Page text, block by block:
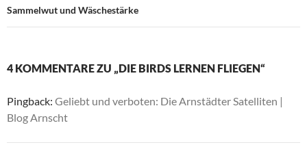
Sammelwut und Wäschestärke
4 KOMMENTARE ZU „DIE BIRDS LERNEN FLIEGEN“
Pingback: Geliebt und verboten: Die Arnstädter Satelliten |
Blog Arnscht